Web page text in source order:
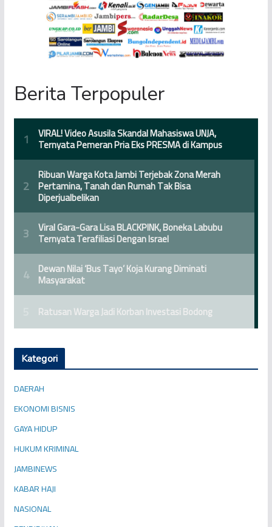
Berita Terpopuler
Kategori
DAERAH
EKONOMI BISNIS
GAYA HIDUP
HUKUM KRIMINAL
JAMBINEWS
KABAR HAJI
NASIONAL